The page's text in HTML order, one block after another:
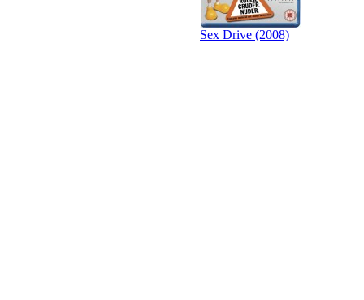
Sex Drive (2008)